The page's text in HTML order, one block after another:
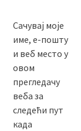
Сачувај моје
име, е-пошту
и веб место у
овом
прегледачу
веба за
следећи пут
када